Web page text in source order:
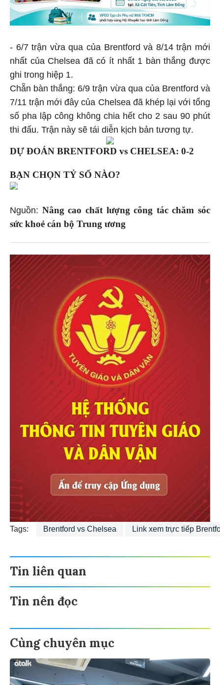
- 6/7 trận vừa qua của Brentford và 8/14 trận mới
nhất của Chelsea đã có ít nhất 1 bàn thắng được
ghi trong hiệp 1.
Chẵn bàn thắng: 6/9 trận vừa qua của Brentford và
7/11 trận mới đây của Chelsea đã khép lại với tổng
số pha lập công không chia hết cho 2 sau 90 phút
thi đấu. Trận này sẽ tái diễn kịch bản tương tự.
DỰ ĐOÁN BRENTFORD vs CHELSEA: 0-2
BẠN CHỌN TỶ SỐ NÀO?
Nguồn: Nâng cao chất lượng công tác chăm sóc
sức khoẻ cán bộ Trung ương
Tags: Brentford vs Chelsea Link xem trực tiếp
Tin liên quan
Tin nên đọc
Cùng chuyên mục